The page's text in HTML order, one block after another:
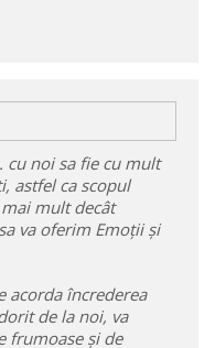
cu noi sa fie cu mult
astfel ca scopul
mult decât
va oferim Emoții și
acorda încrederea
de la noi, va
frumoase și de